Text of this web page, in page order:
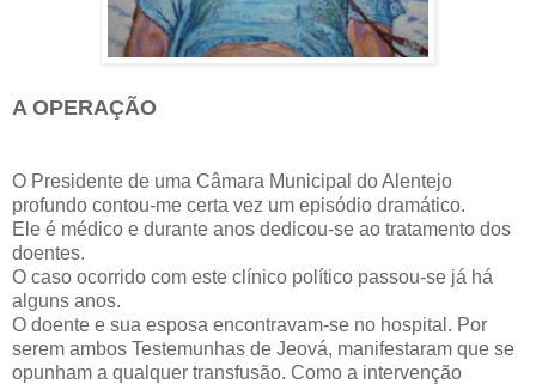
A OPERAÇÃO
O Presidente de uma Câmara Municipal do Alentejo
profundo contou-me certa vez um episódio dramático.
Ele é médico e durante anos dedicou-se ao tratamento dos
doentes.
O caso ocorrido com este clínico político passou-se já há
alguns anos.
O doente e sua esposa encontravam-se no hospital. Por
serem ambos Testemunhas de Jeová, manifestaram que se
opunham a qualquer transfusão. Como a intervenção